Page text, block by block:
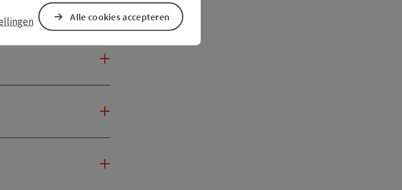
Alle cookies accepteren